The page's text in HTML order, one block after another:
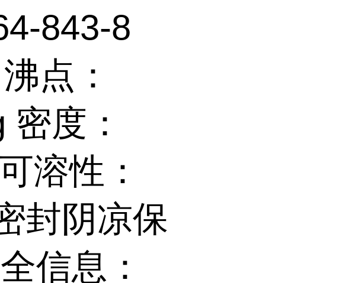
843-8
点：
度：
溶性：
封阴凉保
信息：